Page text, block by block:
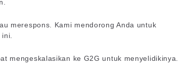
merespons. Kami mendorong Anda untuk
mengeskalasikan ke G2G untuk menyelidikinya.